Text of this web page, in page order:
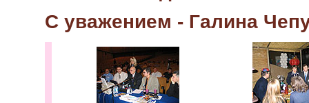
С уважением - Галина